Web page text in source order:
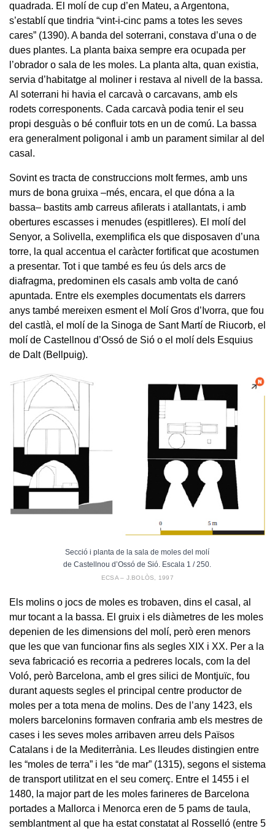
quadrada. El molí de cup d’en Mateu, a Argentona,
s’establí que tindria “vint-i-cinc pams a totes les seves
cares” (1390). A banda del soterrani, constava d’una o de
dues plantes. La planta baixa sempre era ocupada per
l’obrador o sala de les moles. La planta alta, quan existia,
servia d’habitatge al moliner i restava al nivell de la bassa.
Al soterrani hi havia el carcavà o carcavans, amb els
rodets corresponents. Cada carcavà podia tenir el seu
propi desguàs o bé confluir tots en un de comú. La bassa
era generalment poligonal i amb un parament similar al del
casal.
Sovint es tracta de construccions molt fermes, amb uns
murs de bona gruixa –més, encara, el que dóna a la
bassa– bastits amb carreus afilerats i atallantats, i amb
obertures escasses i menudes (espitlleres). El molí del
Senyor, a Solivella, exemplifica els que disposaven d’una
torre, la qual accentua el caràcter fortificat que acostumen
a presentar. Tot i que també es feu ús dels arcs de
diafragma, predominen els casals amb volta de canó
apuntada. Entre els exemples documentats els darrers
anys també mereixen esment el Molí Gros d’Ivorra, que fou
del castlà, el molí de la Sinoga de Sant Martí de Riucorb, el
molí de Castellnou d’Ossó de Sió o el molí dels Esquius
de Dalt (Bellpuig).
Secció i planta de la sala de moles del molí
de Castellnou d’Ossó de Sió. Escala 1 / 250.
ECSA – J.BOLÒS, 1997
Els molins o jocs de moles es trobaven, dins el casal, al
mur tocant a la bassa. El gruix i els diàmetres de les moles
depenien de les dimensions del molí, però eren menors
que les que van funcionar fins als segles XIX i XX. Per a la
seva fabricació es recorria a pedreres locals, com la del
Voló, però Barcelona, amb el gres silici de Montjuïc, fou
durant aquests segles el principal centre productor de
moles per a tota mena de molins. Des de l’any 1423, els
molers barcelonins formaven confraria amb els mestres de
cases i les seves moles arribaven arreu dels Països
Catalans i de la Mediterrània. Les lleudes distingien entre
les “moles de terra” i les “de mar” (1315), segons el sistema
de transport utilitzat en el seu comerç. Entre el 1455 i el
1480, la major part de les moles farineres de Barcelona
portades a Mallorca i Menorca eren de 5 pams de taula,
semblantment al que ha estat constatat al Rosselló (entre 5